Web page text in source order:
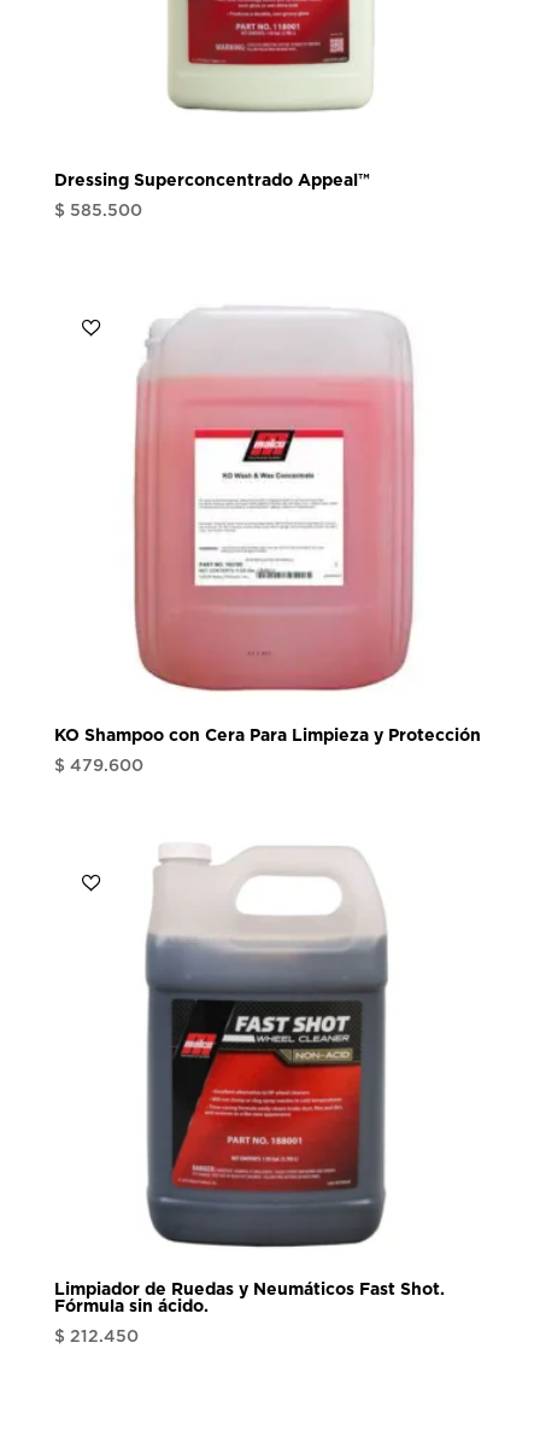
Dressing Superconcentrado Appeal™
$ 585.500
KO Shampoo con Cera Para Limpieza y Protección
$ 479.600
Limpiador de Ruedas y Neumáticos Fast Shot.
Fórmula sin ácido.
$ 212.450